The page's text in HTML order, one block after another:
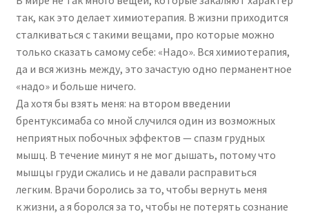
так, как это делает химиотерапия. В жизни приходится
сталкиваться с такими вещами, про которые можно
только сказать самому себе: «Надо». Вся химиотерапия,
да и вся жизнь между, это зачастую одно перманентное
«надо» и больше ничего.
Да хотя бы взять меня: на втором введении
брентуксимаба со мной случился один из возможных
неприятных побочных эффектов — спазм грудных
мышц. В течение минут я не мог дышать, потому что
мышцы груди сжались и не давали расправиться
легким. Врачи боролись за то, чтобы вернуть меня
к жизни, а я боролся за то, чтобы не потерять сознание